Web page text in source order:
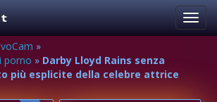
»
porno » Darby Lloyd Rains senza
più esplicite della celebre attrice